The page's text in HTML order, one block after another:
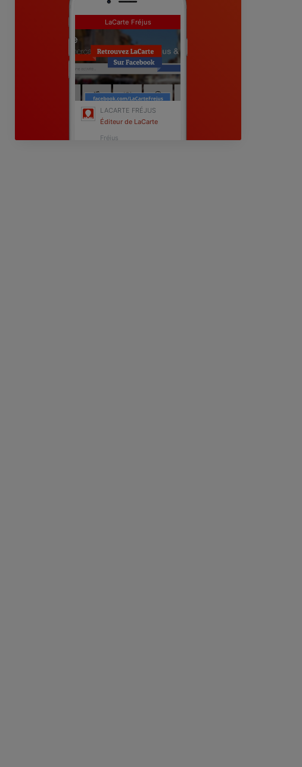
LaCarte Fréjus
LACARTE FRÉJUS
Éditeur de LaCarte
Fréjus